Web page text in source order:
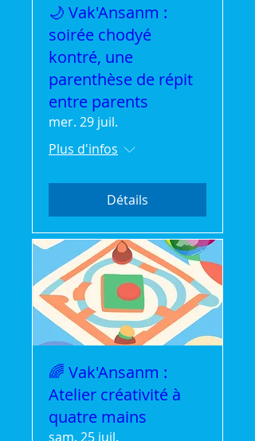
🌙 Vak'Ansanm :
soirée chodyé
kontré, une
parenthèse de répit
entre parents
mer. 29 juil.
Plus d'infos
Détails
🌈 Vak'Ansanm :
Atelier créativité à
quatre mains
sam. 25 juil.